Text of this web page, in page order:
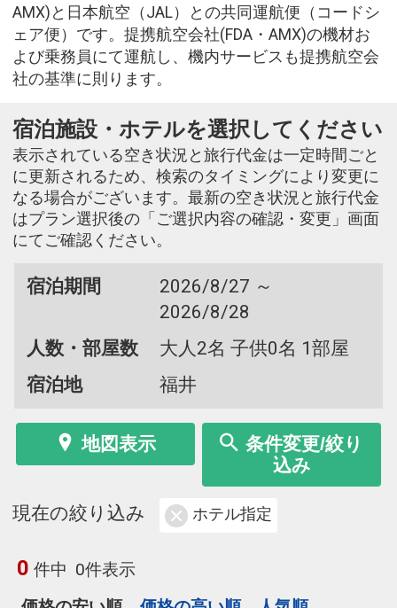
AMX)と日本航空（JAL）との共同運航便（コードシ
ェア便）です。提携航空会社(FDA・AMX)の機材お
よび乗務員にて運航し、機内サービスも提携航空会
社の基準に則ります。
宿泊施設・ホテルを選択してください
表示されている空き状況と旅行代金は一定時間ごと
に更新されるため、検索のタイミングにより変更に
なる場合がございます。最新の空き状況と旅行代金
はプラン選択後の「ご選択内容の確認・変更」画面
にてご確認ください。
宿泊期間
2026/8/27 ～
2026/8/28
人数・部屋数
大人2名 子供0名 1部屋
宿泊地
福井
地図表示
条件変更/絞り
込み
現在の絞り込み ホテル指定
0 件中 0件表示